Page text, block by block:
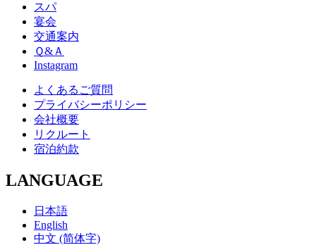
スパ
宴会
交通案内
Ｑ&Ａ
Instagram
よくあるご質問
プライバシーポリシー
会社概要
リクルート
宿泊約款
LANGUAGE
日本語
English
中文 (简体字)